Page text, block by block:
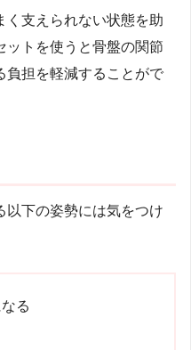
く支えられない状態を助
ットを使うと骨盤の関節
負担を軽減することがで
下の姿勢には気をつけ
る